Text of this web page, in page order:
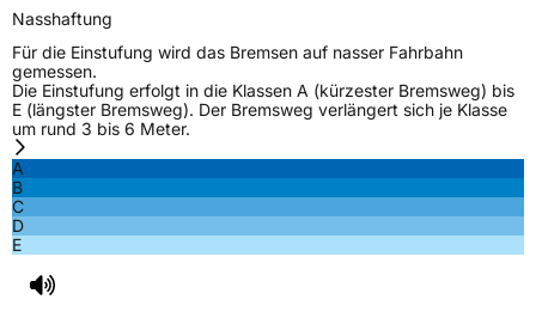
Nasshaftung
Für die Einstufung wird das Bremsen auf nasser Fahrbahn
gemessen.
Die Einstufung erfolgt in die Klassen A (kürzester Bremsweg) bis
E (längster Bremsweg). Der Bremsweg verlängert sich je Klasse
um rund 3 bis 6 Meter.
A
B
C
D
E